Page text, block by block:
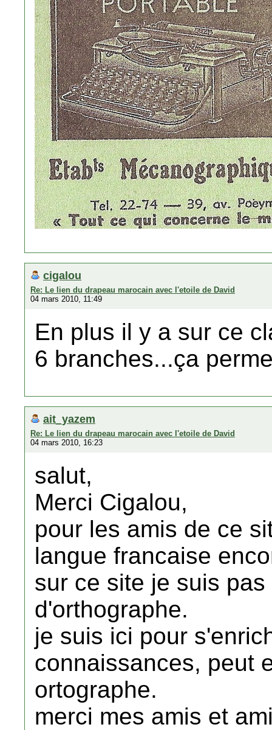
cigalou
Re: Le lien du drapeau marocain avec l'etoile de David
04 mars 2010, 11:49
En plus il y a sur ce
6 branches...ça
ait_yazem
Re: Le lien du drapeau marocain avec l'etoile de David
04 mars 2010, 16:23
salut,
Merci Cigalou,
pour les amis de ce
langue francaise
sur ce site je suis
d'orthographe.
je suis ici pour
connaissances, peut
ortographe.
merci mes amis et